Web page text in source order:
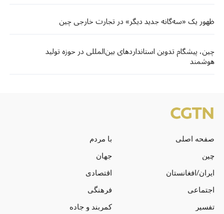
ظهور یک «سه‌گانه جدید دیگر» در تجارت خارجی چین
چین، پیشگام تدوین استانداردهای بین‌المللی در حوزه تولید
هوشمند
صفحه اصلی
با مردم
چین
جهان
ایران/افغانستان
اقتصادی
اجتماعی
فرهنگی
تفسیر
کمربند و جاده